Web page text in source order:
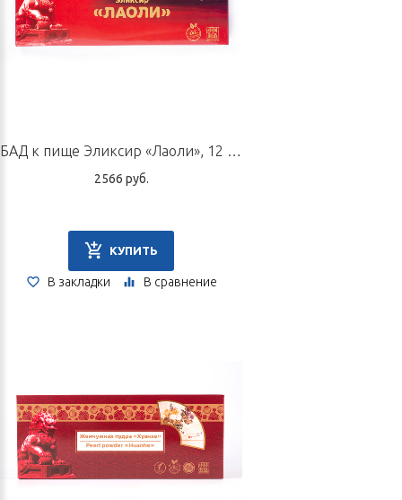
БАД к пище Эликсир «Лаоли», 12 флаконов по 10 мл
2566 руб.
КУПИТЬ
В закладки В сравнение